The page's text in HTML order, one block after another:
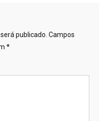
publicado. Campos
*